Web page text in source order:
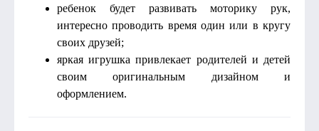
ребенок будет развивать моторику рук,
интересно проводить время один или в кругу
своих друзей;
яркая игрушка привлекает родителей и детей
своим оригинальным дизайном и
оформлением.